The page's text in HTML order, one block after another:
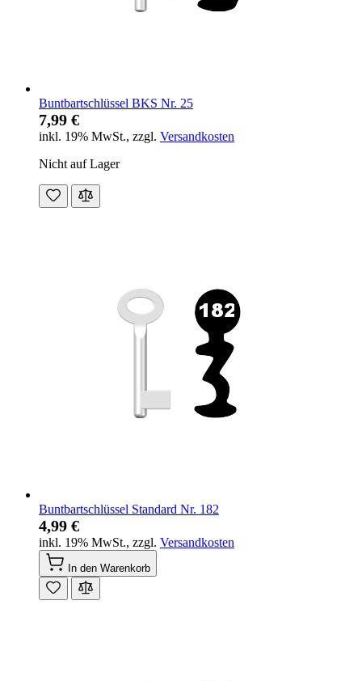
Buntbartschlüssel BKS Nr. 25
7,99 €
inkl. 19% MwSt., zzgl. Versandkosten
Nicht auf Lager
Buntbartschlüssel Standard Nr. 182
4,99 €
inkl. 19% MwSt., zzgl. Versandkosten
In den Warenkorb